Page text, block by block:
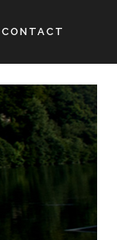
CONTACT